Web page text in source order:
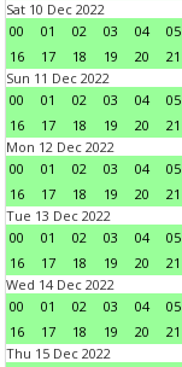
Sat 10 Dec 2022
00
01 02 03 04 05
16
17 18 19 20 21
Sun 11 Dec 2022
00
01 02 03 04 05
16
17 18 19 20 21
Mon 12 Dec 2022
00
01 02 03 04 05
16
17 18 19 20 21
Tue 13 Dec 2022
00
01 02 03 04 05
16
17 18 19 20 21
Wed 14 Dec 2022
00
01 02 03 04 05
16
17 18 19 20 21
Thu 15 Dec 2022